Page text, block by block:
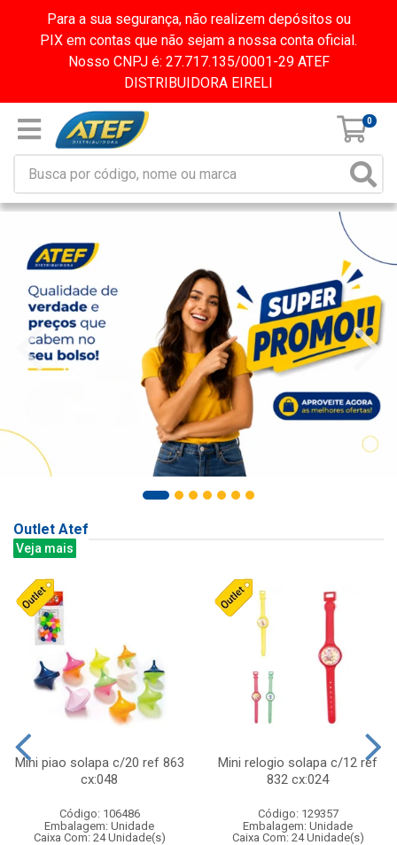
Para a sua segurança, não realizem depósitos ou
PIX em contas que não sejam a nossa conta oficial.
Nosso CNPJ é: 27.717.135/0001-29 ATEF
DISTRIBUIDORA EIRELI
0
Outlet Atef
Veja mais
Mini piao solapa c/20 ref 863
cx:048
Código: 106486
Embalagem: Unidade
Caixa Com: 24 Unidade(s)
Mini relogio solapa c/12 ref
832 cx:024
Código: 129357
Embalagem: Unidade
Caixa Com: 24 Unidade(s)